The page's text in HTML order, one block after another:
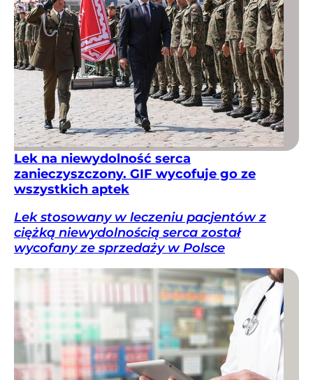
Lek na niewydolność serca
zanieczyszczony. GIF wycofuje go ze
wszystkich aptek
Lek stosowany w leczeniu pacjentów z
ciężką niewydolnością serca został
wycofany ze sprzedaży w Polsce